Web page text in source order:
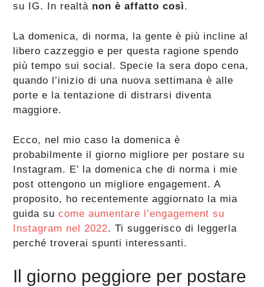
su IG. In realtà non è affatto così.
La domenica, di norma, la gente è più incline al
libero cazzeggio e per questa ragione spendo
più tempo sui social. Specie la sera dopo cena,
quando l’inizio di una nuova settimana è alle
porte e la tentazione di distrarsi diventa
maggiore.
Ecco, nel mio caso la domenica è
probabilmente il giorno migliore per postare su
Instagram. E’ la domenica che di norma i mie
post ottengono un migliore engagement. A
proposito, ho recentemente aggiornato la mia
guida sucome aumentare l’engagement su
Instagram nel 2022. Ti suggerisco di leggerla
perché troverai spunti interessanti.
Il giorno peggiore per postare